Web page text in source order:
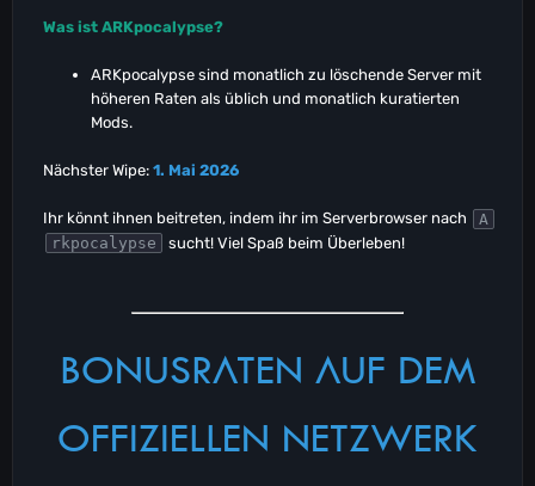
Was ist ARKpocalypse?
ARKpocalypse sind monatlich zu löschende Server mit
höheren Raten als üblich und monatlich kuratierten
Mods.
Nächster Wipe: 1. Mai 2026
Ihr könnt ihnen beitreten, indem ihr im Serverbrowser nach
A
rkpocalypse
sucht! Viel Spaß beim Überleben!
BONUSRATEN AUF DEM
OFFIZIELLEN NETZWERK